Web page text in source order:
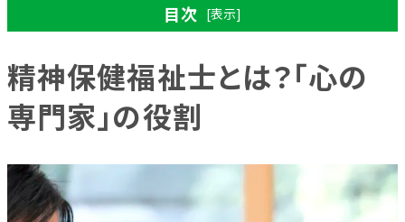
目次 [表示]
精神保健福祉士とは？「心の専門家」の役割
精神的な課題を持つ人々を支援する仕事
相談業務から生活支援まで、広がる活躍の
精神保健福祉士を目指す3つの進路を徹底比較
専門学校
精神保健福祉士とは？「心の
専門家」の役割